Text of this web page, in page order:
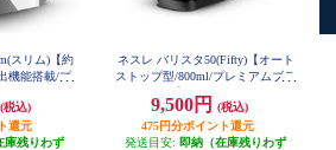
スリム)【約
機能搭載/プ
(税込)
還元
庫残りわず
ネスレ バリスタ50(Fifty)【オート
ストップ型/800ml/プレミアムブラ
9,500円
(税込)
475円分ポイント還元
発送目安: 即納（在庫残りわず